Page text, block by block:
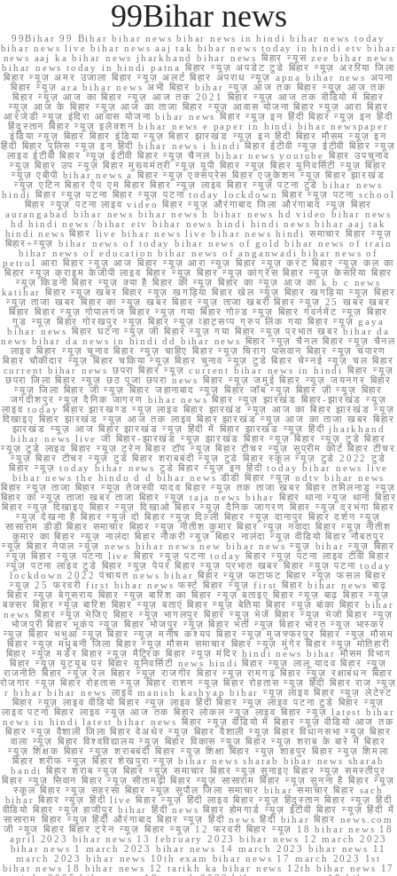
99Bihar news
99Bihar 99 Bihar bihar news bihar news in hindi bihar news today
bihar news live bihar news aaj tak bihar news today in hindi etv bihar
news aaj ka bihar news jharkhand bihar news बिहार न्यूस zee bihar news
bihar news today in hindi patna बिहार न्यूज़ अपडेट टुडे बिहार न्यूज़ अररिया जिला
बिहार न्यूज़ अमर उजाला बिहार न्यूज़ अलर्ट बिहार अपराध न्यूज़ apna bihar news अपना
बिहार न्यूज़ ara bihar news अभी बिहार bihar न्यूज़ आज तक बिहार न्यूज़ आज तक
बिहार न्यूज़ आज का बिहार न्यूज़ आज तक 2021 बिहार न्यूज़ आज तक वीडियो में बिहार
न्यूज़ आज के बिहार न्यूज़ आज का ताजा बिहार न्यूज़ आवास योजना बिहार न्यूज़ आरा बिहार
आरजेडी न्यूज़ इंदिरा आवास योजना bihar news बिहार न्यूज़ इन हिंदी बिहार न्यूज़ इन हिंदी
हिंदुस्तान बिहार न्यूज़ इलेक्शन bihar news e paper in hindi bihar newspaper
इंडिया न्यूज़ बिहार बिहार इंडिया न्यूज़ बिहार झारखंड न्यूज़ इन हिंदी बिहार मौसम न्यूज़ इन
हिंदी बिहार पुलिस न्यूज़ इन हिंदी bihar news i hindi बिहार ईटीवी न्यूज़ ईटीवी बिहार न्यूज़
लाइव ईटीवी बिहार न्यूज़ ईटीवी बिहार न्यूज़ चैनल bihar news youtube बिहार उपचुनाव
न्यूज़ बिहार उप न्यूज़ बिहार मुख्यमंत्री न्यूज़ यूपी बिहार न्यूज़ बिहार यूनिवर्सिटी न्यूज़ बिहार
न्यूज़ एबीपी bihar news a बिहार न्यूज़ एक्सप्रेस बिहार एजुकेशन न्यूज़ बिहार झारखंड
न्यूज़ एटिन बिहार ऐप एम बिहार बिहार न्यूज़ लाइव बिहार न्यूज़ पटना टुडे bihar news
hindi बिहार न्यूज़ पटना बिहार न्यूज़ पटना today lockdown बिहार न्यूज़ पटना school
बिहार न्यूज़ पटना लाइव video बिहार न्यूज़ औरंगाबाद जिला औरंगाबाद न्यूज़ बिहार
aurangabad bihar news bihar news h bihar news hd video bihar news
hd hindi news /bihar etv bihar news hindi hindi news bihar aaj tak
hindi news बिहार live bihar news live bihar news hindi समाचार बिहार न्यूज़
बिहार+न्यूज़ bihar news of today bihar news of gold bihar news of train
bihar news of education bihar news of anganwadi bihar news of
petrol आरा बिहार न्यूज़ आज बिहार न्यूज़ आरा न्यूज़ बिहार न्यूज़ करंट बिहार न्यूज़ कल का
बिहार न्यूज़ क्राइम केजीपी लाइव बिहार न्यूज़ बिहार न्यूज़ कांग्रेस बिहार न्यूज़ केसरिया बिहार
न्यूज़ किडनी बिहार न्यूज़ क्या है बिहार की न्यूज़ बिहार का न्यूज़ आज का k b c news
katihar बिहार न्यूज़ खबर बिहार न्यूज़ खगड़िया बिहार खेल न्यूज़ बिहार खगड़िया न्यूज़ बिहार
न्यूज़ ताजा खबर बिहार का न्यूज़ खबर बिहार न्यूज़ ताजा खबरी बिहार न्यूज़ 25 खबर खबर
बिहार बिहार न्यूज़ गोपालगंज बिहार न्यूज़ गया बिहार गोल्ड न्यूज़ बिहार गवर्नमेंट न्यूज़ बिहार
गुड न्यूज़ बिहार गोरखपुर न्यूज़ बिहार न्यूज़ व्हाट्सप्प ग्रुप लिंक गया बिहार न्यूज़ gaya
bihar news बिहार घटना न्यूज़ जी बिहार न्यूज़ गया बिहार न्यूज़ प्रभात खबर bihar da
news bihar da news in hindi dd bihar news बिहार न्यूज़ चैनल बिहार न्यूज़ चैनल
लाइव बिहार न्यूज़ चुनाव बिहार न्यूज़ चाहिए बिहार न्यूज़ चिराग पासवान बिहार न्यूज़ चंपारण
बिहार चौकीदार न्यूज़ बिहार चकिया न्यूज़ बिहार चुनाव न्यूज़ टुडे बिहार चेन्नई न्यूज़ चल बिहार
current bihar news छपरा बिहार न्यूज़ current bihar news in hindi बिहार न्यूज़
छपरा जिला बिहार न्यूज़ छठ पूजा छपरा news बिहार न्यूज़ जमुई बिहार न्यूज़ जयनगर बिहार
न्यूज़ जिला बिहार जी न्यूज़ बिहार जहानाबाद न्यूज़ बिहार जॉब न्यूज़ बिहार ज़ी न्यूज़ बिहार
जगदीशपुर न्यूज़ दैनिक जागरण bihar news बिहार न्यूज़ झारखंड बिहार-झारखंड न्यूज़
लाइव today बिहार झारखण्ड न्यूज़ लाइव बिहार झारखंड न्यूज़ आज का बिहार झारखंड न्यूज़
दिखाइए बिहार झारखंड न्यूज़ आज तक लाइव बिहार झारखंड न्यूज़ आज का ताजा खबर बिहार
झारखंड न्यूज़ आज बिहार झारखंड न्यूज़ हिंदी में बिहार झारखंड न्यूज़ हिंदी jharkhand
bihar news live जी बिहार-झारखंड न्यूज़ झारखंड बिहार न्यूज़ बिहार न्यूज़ टुडे बिहार
न्यूज़ टुडे लाइव बिहार न्यूज़ ट्रेन बिहार टॉप न्यूज़ बिहार टीचर न्यूज़ सुप्रीम कोर्ट बिहार टीचर
न्यूज़ बिहार टीचर न्यूज़ टुडे बिहार शराबबंदी न्यूज़ टुडे बिहार स्कूल न्यूज़ टुडे 2022 टुडे
बिहार न्यूज़ today bihar news टुडे बिहार न्यूज़ इन हिंदी today bihar news live
bihar news the hindu d d bihar news डीडी बिहार न्यूज़ ndtv bihar news
बिहार न्यूज़ ताजा बिहार न्यूज़ तेजस्वी यादव बिहार न्यूज़ तक ताजा खबर बिहार तमिलनाडु न्यूज़
बिहार का न्यूज़ ताजा खबर ताजा बिहार न्यूज़ taja news bihar बिहार थाना न्यूज़ थाना बिहार
बिहार न्यूज़ दिखाइए बिहार न्यूज़ दिखाओ बिहार न्यूज़ दैनिक जागरण बिहार न्यूज़ दरभंगा बिहार
न्यूज़ देखना है बिहार न्यूज़ दो बिहार न्यूज़ दिल्ली बिहार न्यूज़ दानापुर बिहार दर्शन न्यूज़
सासाराम डीडी बिहार समाचार बिहार न्यूज़ नीतीश कुमार बिहार न्यूज़ नवादा बिहार न्यूज़ नीतीश
कुमार का बिहार न्यूज़ नालंदा बिहार नौकरी न्यूज़ बिहार नालंदा न्यूज़ वीडियो बिहार नौबतपुर
न्यूज़ बिहार नेपाल न्यूज़ news bihar news new bihar news न्यूज़ bihar न्यूज़ बिहार
न्यूज़ बिहार न्यूज़ पटना live बिहार न्यूज़ पटना today बिहार न्यूज़ पटना लाइव टीवी बिहार
न्यूज़ पटना लाइव टुडे बिहार न्यूज़ पेपर बिहार न्यूज़ प्रभात खबर बिहार न्यूज़ पटना today
lockdown 2022 पंचायत news bihar बिहार न्यूज़ फटाफट बिहार न्यूज़ फसल बिहार
न्यूज़ 25 फरवरी first bihar news फर्स्ट बिहार न्यूज़ first बिहार bihar news बाढ़
बिहार न्यूज़ बेगूसराय बिहार न्यूज़ बारिश का बिहार न्यूज़ बताइए बिहार न्यूज़ बाढ़ बिहार न्यूज़
बक्सर बिहार न्यूज़ बारिश बिहार न्यूज़ बताएं बिहार न्यूज़ बेतिया बिहार न्यूज़ बांका बिहार bihar
news बिहार न्यूज़ भेजिए बिहार न्यूज़ भागलपुर बिहार न्यूज़ भेजें बिहार न्यूज़ भेजो बिहार न्यूज़
भोजपुरी बिहार भूकंप न्यूज़ बिहार भोजपुर न्यूज़ बिहार भर्ती न्यूज़ बिहार भारत न्यूज़ भास्कर
न्यूज़ बिहार भभुआ न्यूज़ बिहार न्यूज़ मनीष कश्यप बिहार न्यूज़ मुजफ्फरपुर बिहार न्यूज़ मौसम
बिहार न्यूज़ मधुबनी जिला बिहार न्यूज़ मौसम समाचार बिहार न्यूज़ मुंगेर बिहार न्यूज़ मोतिहारी
बिहार न्यूज़ मर्डर बिहार न्यूज़ मैट्रिक बिहार न्यूज़ मंदिर hindi news bihar मौसम विभाग
बिहार न्यूज़ यूट्यूब पर बिहार यूनिवर्सिटी news hindi बिहार न्यूज़ लालू यादव बिहार न्यूज़
राजनीति बिहार न्यूज़ रेल बिहार न्यूज़ राजगीर बिहार न्यूज़ रामगढ़ बिहार न्यूज़ रक्षाबंधन बिहार
रोजगार न्यूज़ बिहार रोहतास न्यूज़ बिहार राशन न्यूज़ बिहार रोहतास न्यूज़ हिंदी बिहार राज न्यूज़
r bihar bihar news लाइव manish kashyap bihar न्यूज़ लाइव बिहार न्यूज़ लेटेस्ट
बिहार न्यूज़ लाइव वीडियो बिहार न्यूज़ लाइव हिंदी बिहार न्यूज़ लाइव पटना टुडे बिहार न्यूज़
लाइव पटना बिहार लाइव न्यूज़ आज तक बिहार लोकल न्यूज़ लाइव बिहार न्यूज़ latest bihar
news in hindi latest bihar news बिहार न्यूज़ वीडियो में बिहार न्यूज़ वीडियो आज तक
बिहार न्यूज़ वैशाली जिला बिहार वेअथेर न्यूज़ बिहार वैशाली न्यूज़ बिहार विधानसभा न्यूज़ बिहार
वाला न्यूज़ बिहार विश्वविद्यालय न्यूज़ बिहार विकास न्यूज़ बिहार न्यूज़ शराब के बारे में बिहार
न्यूज़ शिक्षक बिहार न्यूज़ शराबबंदी बिहार न्यूज़ शिक्षा बिहार न्यूज़ शाहपुर बिहार न्यूज़ शिमला
बिहार शरीफ न्यूज़ बिहार शेखपुरा न्यूज़ bihar news sharab bihar news sharab
bandi बिहार शराब न्यूज़ बिहार न्यूज़ समाचार बिहार न्यूज़ सुनाइए बिहार न्यूज़ समस्तीपुर
बिहार न्यूज़ सिवान बिहार न्यूज़ सीतामढ़ी बिहार न्यूज़ सासाराम बिहार न्यूज़ सुनना है बिहार न्यूज़
स्कूल बिहार न्यूज़ सहरसा बिहार न्यूज़ सुपौल जिला समाचार bihar समाचार बिहार sach
bihar बिहार न्यूज़ हिंदी live बिहार न्यूज़ हिंदी लाइव बिहार न्यूज़ हिंदुस्तान बिहार न्यूज़ हिंदी
वीडियो बिहार न्यूज़ हाजीपुर bihar हिंदी news बिहार होमगार्ड न्यूज़ ईटीवी बिहार न्यूज़ हिंदी में
सासाराम बिहार न्यूज़ हिंदी औरंगाबाद बिहार न्यूज़ हिंदी news हिंदी bihar बिहार news.com
जी न्यूज बिहार बिहार ट्रेन न्यूज़ बिहार न्यूज़ 12 फरवरी बिहार न्यूज़ 18 bihar news 18
april 2023 bihar news 13 february 2023 bihar news 12 march 2023
bihar news 1 march 2023 bihar news 14 march 2023 bihar news 11
march 2023 bihar news 10th exam bihar news 17 march 2023 1st
bihar news 18 bihar news 12 tarikh ka bihar news 12th bihar news 17